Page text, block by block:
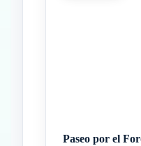
Paseo por el